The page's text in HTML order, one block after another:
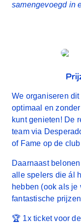
samengevoegd in
We organiseren
optimaal en
kunt genieten! De
team via
of Fame op de
Daarnaast
alle spelers dieál
hebben (ook als je
fantastische
🏆 1x ticket voor